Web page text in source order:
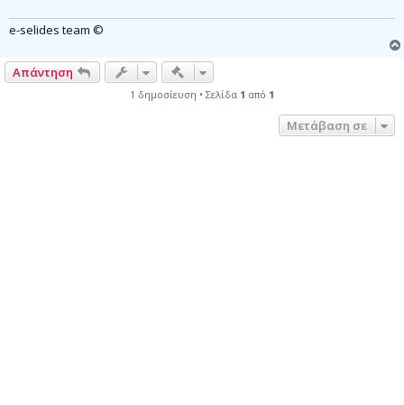
e-selides team ©
Απάντηση Γρήγορα εργαλεία συντονισμού
1 δημοσίευση • Σελίδα 1 από 1
Μετάβαση σε